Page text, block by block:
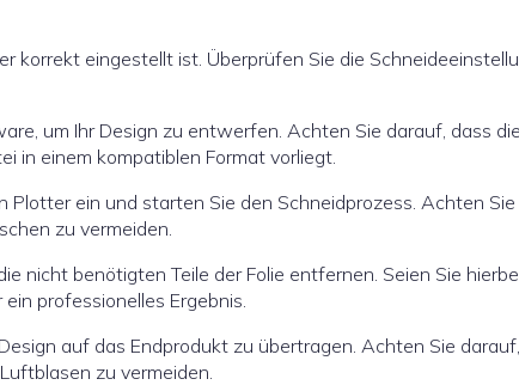
korrekt eingestellt ist. Überprüfen Sie die
um Ihr Design zu entwerfen. Achten Sie darauf, dass
in einem kompatiblen Format vorliegt.
Plotter ein und starten Sie den Schneidprozess. Achten
zu vermeiden.
nicht benötigten Teile der Folie entfernen. Seien Sie
professionelles Ergebnis.
auf das Endprodukt zu übertragen. Achten Sie
zu vermeiden.